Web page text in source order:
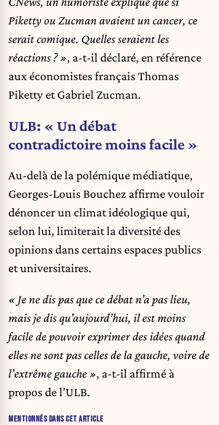
Piketty ou Zucman avaient un cancer, ce
serait comique. Quelles seraient les
réactions ? », a-t-il déclaré, en référence
aux économistes français Thomas
Piketty et Gabriel Zucman.
ULB: « Un débat
contradictoire moins facile »
Au-delà de la polémique médiatique,
Georges-Louis Bouchez affirme vouloir
dénoncer un climat idéologique qui,
selon lui, limiterait la diversité des
opinions dans certains espaces publics
et universitaires.
« Je ne dis pas que ce débat n’a pas lieu,
mais je dis qu’aujourd’hui, il est moins
facile de pouvoir exprimer des idées quand
elles ne sont pas celles de la gauche, voire de
l’extrême gauche », a-t-il affirmé à
propos de l’ULB.
MENTIONNÉS DANS CET ARTICLE